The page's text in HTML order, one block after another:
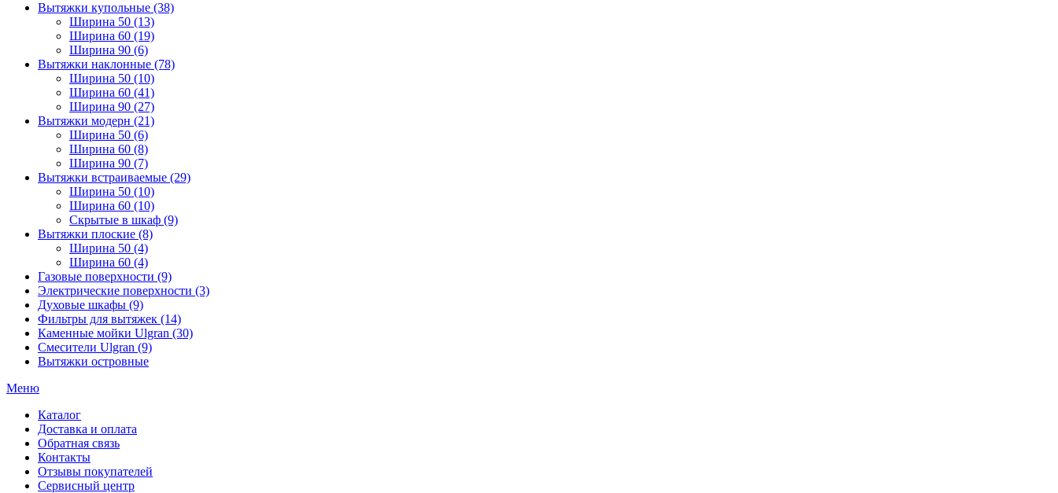
Вытяжки купольные (38)
Ширина 50 (13)
Ширина 60 (19)
Ширина 90 (6)
Вытяжки наклонные (78)
Ширина 50 (10)
Ширина 60 (41)
Ширина 90 (27)
Вытяжки модерн (21)
Ширина 50 (6)
Ширина 60 (8)
Ширина 90 (7)
Вытяжки встраиваемые (29)
Ширина 50 (10)
Ширина 60 (10)
Скрытые в шкаф (9)
Вытяжки плоские (8)
Ширина 50 (4)
Ширина 60 (4)
Газовые поверхности (9)
Электрические поверхности (3)
Духовые шкафы (9)
Фильтры для вытяжек (14)
Каменные мойки Ulgran (30)
Смесители Ulgran (9)
Вытяжки островные
Меню
Каталог
Доставка и оплата
Обратная связь
Контакты
Отзывы покупателей
Сервисный центр